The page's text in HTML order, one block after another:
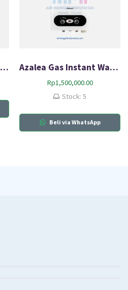
Rinnai Kompor Tanam Gas HOB RB-712N (GB) Azalea Gas Instant Water Heater AYGWH6W
Rp1,500,000.00
Stock: 5
Beli via WhatsApp